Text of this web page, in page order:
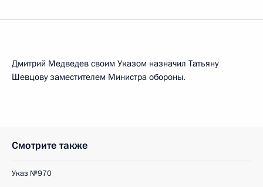
Дмитрий Медведев своим Указом назначил Татьяну
Шевцову заместителем Министра обороны.
Смотрите также
Указ №970